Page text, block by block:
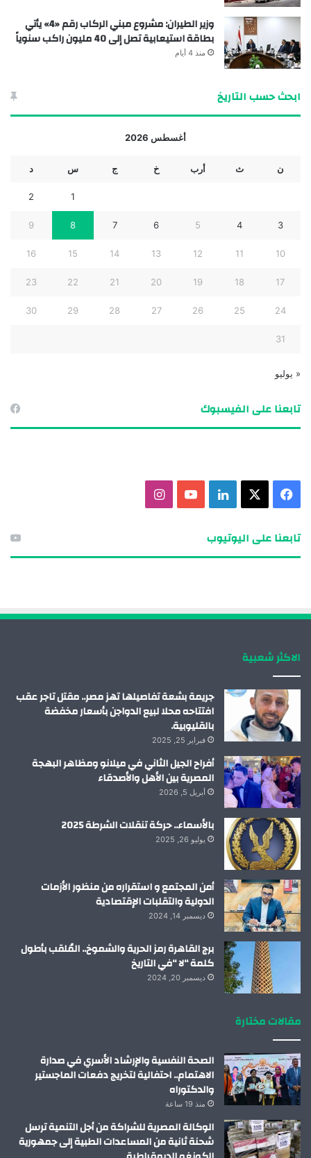
وزير الطيران: مشروع مبني الركاب رقم «4» يأتي
بطاقة استيعابية تصل إلى 40 مليون راكب سنوياً
منذ 4 أيام
ابحث حسب التاريخ
أغسطس 2026
ن ث أرب خ ج س د
1
2
3
4
5
6
7
8
9
10
11
12
13
14
15
16
17
18
19
20
21
22
23
24
25
26
27
28
29
30
31
« يوليو
تابعنا على الفيسبوك
م
تابعنا على اليوتيوب
الاكثر شعبية
جريمة بشعة تفاصيلها تهز مصر.. مقتل تاجر عقب
افتتاحه محلا لبيع الدواجن بأسعار مخفضة
بالقليوبية.
فبراير 25, 2025
أفراح الجيل الثاني في ميلانو ومظاهر البهجة
المصرية بين الأهل والأصدقاء
أبريل 5, 2026
بالأسماء.. حركة تنقلات الشرطة 2025
يوليو 26, 2025
أمن المجتمع و استقراره من منظور الأزمات
الدولية والتقلبات الإقتصادية
ديسمبر 14, 2024
برج القاهرة رمز الحرية والشموخ.. المُلقب بأطول
كلمة “لا “في التاريخ
ديسمبر 20, 2024
مقالات مختارة
الصحة النفسية والإرشاد الأسري في صدارة
الاهتمام.. احتفالية لتخريج دفعات الماجستير
والدكتوراه
منذ 19 ساعة
الوكالة المصرية للشراكة من أجل التنمية ترسل
شحنة ثانية من المساعدات الطبية إلى جمهورية